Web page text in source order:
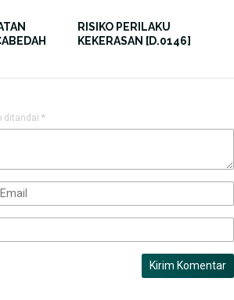
RISIKO PERILAKU
KEKERASAN [D.0146]
ditandai *